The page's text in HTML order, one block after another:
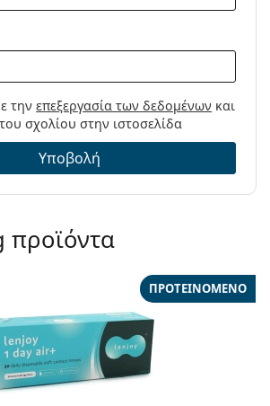
τηνεπεξεργασία των δεδομένων και
σχολίου στην ιστοσελίδα
Υποβολή
προϊόντα
ΠΡΟΤΕΙΝΌΜΕΝΟ